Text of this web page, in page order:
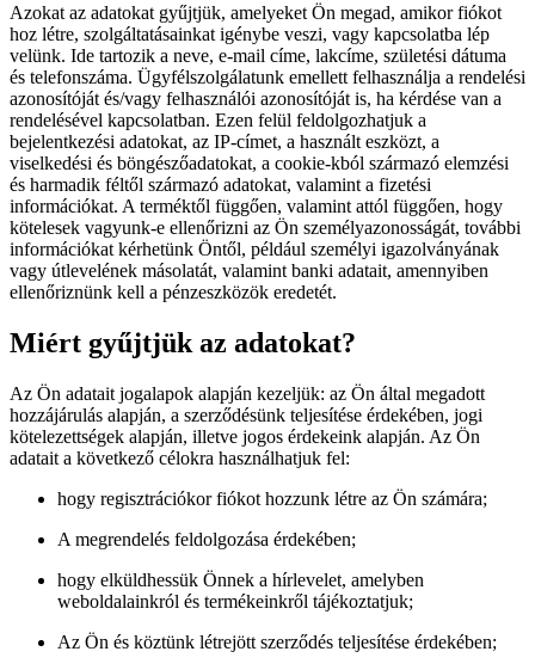
Azokat az adatokat gyűjtjük, amelyeket Ön megad, amikor fiókot
hoz létre, szolgáltatásainkat igénybe veszi, vagy kapcsolatba lép
velünk. Ide tartozik a neve, e-mail címe, lakcíme, születési dátuma
és telefonszáma. Ügyfélszolgálatunk emellett felhasználja a rendelési
azonosítóját és/vagy felhasználói azonosítóját is, ha kérdése van a
rendelésével kapcsolatban. Ezen felül feldolgozhatjuk a
bejelentkezési adatokat, az IP-címet, a használt eszközt, a
viselkedési és böngészőadatokat, a cookie-kból származó elemzési
és harmadik féltől származó adatokat, valamint a fizetési
információkat. A terméktől függően, valamint attól függően, hogy
kötelesek vagyunk-e ellenőrizni az Ön személyazonosságát, további
információkat kérhetünk Öntől, például személyi igazolványának
vagy útlevelének másolatát, valamint banki adatait, amennyiben
ellenőriznünk kell a pénzeszközök eredetét.
Miért gyűjtjük az adatokat?
Az Ön adatait jogalapok alapján kezeljük: az Ön által megadott
hozzájárulás alapján, a szerződésünk teljesítése érdekében, jogi
kötelezettségek alapján, illetve jogos érdekeink alapján. Az Ön
adatait a következő célokra használhatjuk fel:
hogy regisztrációkor fiókot hozzunk létre az Ön számára;
A megrendelés feldolgozása érdekében;
hogy elküldhessük Önnek a hírlevelet, amelyben
weboldalainkról és termékeinkről tájékoztatjuk;
Az Ön és köztünk létrejött szerződés teljesítése érdekében;